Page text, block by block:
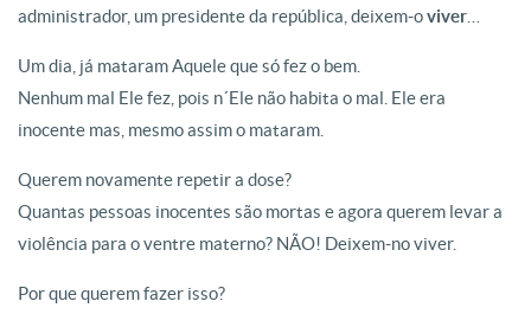
administrador, um presidente da república, deixem-oviver
Um dia, já mataram Aquele que só fez o bem.
Nenhum mal Ele fez, pois n´Ele não habita o mal. Ele era
inocente mas, mesmo assim o mataram.
Querem novamente repetir a dose?
Quantas pessoas inocentes são mortas e agora querem levar a
violência para o ventre materno? NÃO! Deixem-no viver.
Por que querem fazer isso?